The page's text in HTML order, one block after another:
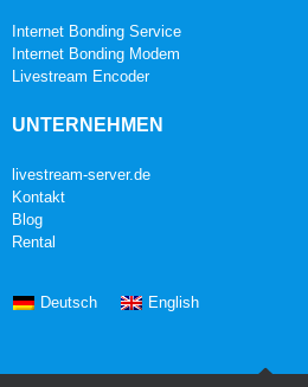
Internet Bonding Service
Internet Bonding Modem
Livestream Encoder
UNTERNEHMEN
livestream-server.de
Kontakt
Blog
Rental
Deutsch English